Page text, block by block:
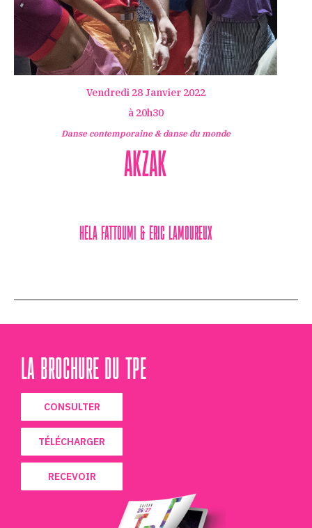
Vendredi 28 Janvier 2022
à 20h30
Danse contemporaine & danse du monde
Akzak
Héla Fattoumi & Éric Lamoureux
LA BROCHURE DU TPE
CONSULTER
TÉLÉCHARGER
RECEVOIR